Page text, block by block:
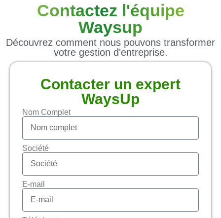
Contactez l'équipe
Waysup
Découvrez comment nous pouvons transformer
votre gestion d'entreprise.
Contacter un expert
WaysUp
Nom Complet
Société
E-mail